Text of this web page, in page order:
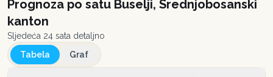
Prognoza po satu Buselji, Srednjobosanski
kanton
Sljedeća 24 sata detaljno
Tabela
Graf